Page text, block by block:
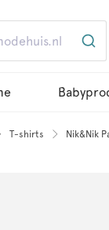
T-shirts Nik&Nik